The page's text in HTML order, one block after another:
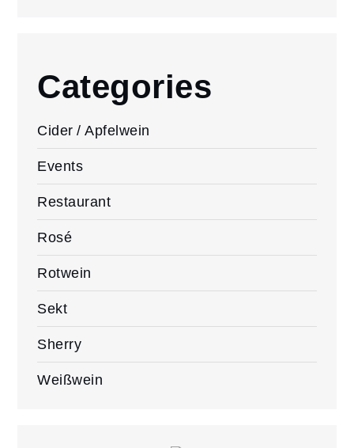
Categories
Cider / Apfelwein
Events
Restaurant
Rosé
Rotwein
Sekt
Sherry
Weißwein